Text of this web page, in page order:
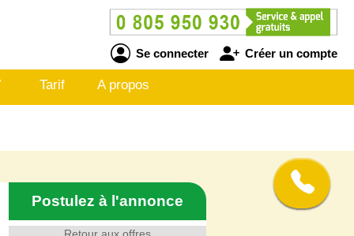
Se connecter Créer un compte
Tarif A propos
Postulez à l'annonce